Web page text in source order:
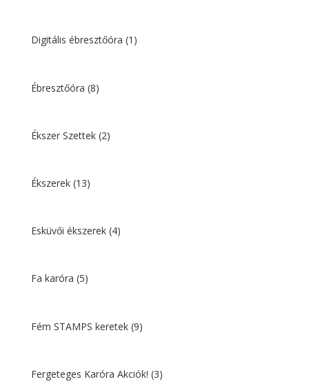
Digitális ébresztőóra (1)
Ébresztőóra (8)
Ékszer Szettek (2)
Ékszerek (13)
Esküvői ékszerek (4)
Fa karóra (5)
Fém STAMPS keretek (9)
Fergeteges Karóra Akciók! (3)